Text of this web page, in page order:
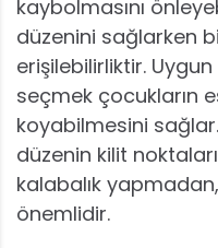
kaybolmasını
düzenini sağlarken
erişilebilirliktir.
seçmek çocukların
koyabilmesini
düzenin kilit
kalabalık
önemlidir.